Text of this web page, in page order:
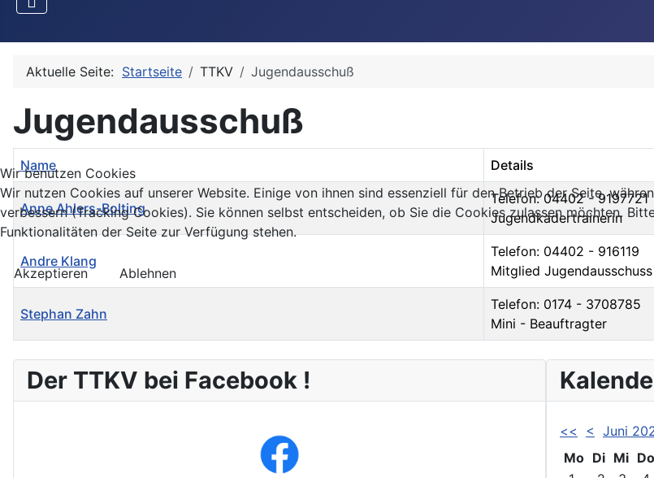
Aktuelle Seite: Startseite TTKV Jugendausschuß
Jugendausschuß
Name Details
Anne Ahlers-Bolting
Telefon: 04402 - 9197721
Jugendkadertrainerin
Andre Klang
Telefon: 04402 - 916119
Mitglied Jugendausschuss
Stephan Zahn
Telefon: 0174 - 3708785
Mini - Beauftragter
Der TTKV bei Facebook !
<< < Juni
Mo Di Mi Do
Wir benutzen Cookies
Wir nutzen Cookies auf unserer Website. Einige von ihnen sind essenziell für den Betrieb der Seite,
verbessern (Tracking Cookies). Sie können selbst entscheiden, ob Sie die Cookies zulassen möchten.
Funktionalitäten der Seite zur Verfügung stehen.
Akzeptieren Ablehnen